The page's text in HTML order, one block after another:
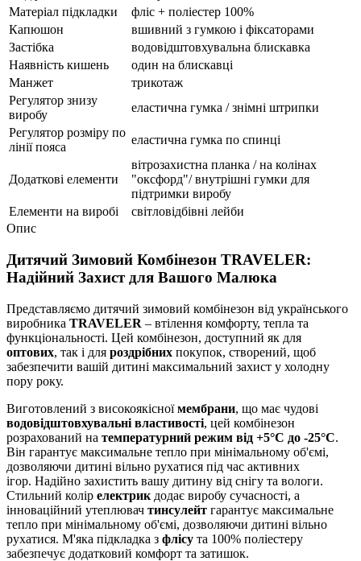
Матеріал підкладки
фліс + поліестер 100%
Капюшон
вшивний з гумкою і фіксаторами
Застібка
водовідштовхувальна блискавка
Наявність кишень
один на блискавці
Манжет
трикотаж
Регулятор знизу
виробу
еластична гумка / знімні штрипки
Регулятор розміру по
лінії пояса
еластична гумка по спинці
Додаткові елементи
вітрозахистна планка / на колінах
"оксфорд"/ внутрішні гумки для
підтримки виробу
Елементи на виробі
світловідбівні лейби
Опис
Дитячий Зимовий Комбінезон TRAVELER:
Надійний Захист для Вашого Малюка
Представляємо дитячий зимовий комбінезон від українського
виробника TRAVELER – втілення комфорту, тепла та
функціональності. Цей комбінезон, доступний як для
оптових, так і для роздрібних покупок, створений, щоб
забезпечити вашій дитині максимальний захист у холодну
пору року.
Виготовлений з високоякісноїмембрани, що має чудові
водовідштовхувальні властивості, цей комбінезон
розрахований на температурний режим від +5°C до -25°C.
Він гарантує максимальне тепло при мінімальному об'ємі,
дозволяючи дитині вільно рухатися під час активних
ігор. Надійно захистить вашу дитину від снігу та вологи.
Стильний колір електрик додає виробу сучасності, а
інноваційний утеплювач тинсулейт гарантує максимальне
тепло при мінімальному об'ємі, дозволяючи дитині вільно
рухатися. М'яка підкладка з флісу та 100% поліестеру
забезпечує додатковий комфорт та затишок.